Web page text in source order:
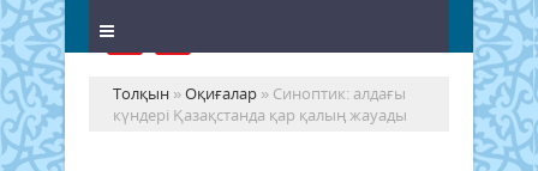
Толқын »Оқиғалар » Синоптик: алдағы
күндері Қазақстанда қар қалың жауады